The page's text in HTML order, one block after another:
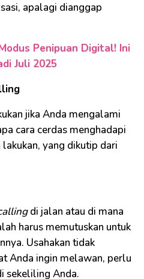
apalagi dianggap
Penipuan Digital! Ini
Juli 2025
jika Anda mengalami
cara cerdas menghadapi
yang dikutip dari
di jalan atau di mana
harus memutuskan untuk
Usahakan tidak
Anda ingin melawan, perlu
sekeliling Anda.